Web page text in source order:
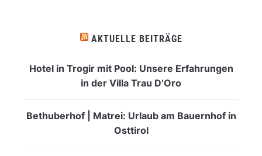
AKTUELLE BEITRÄGE
Hotel in Trogir mit Pool: Unsere Erfahrungen
in der Villa Trau D’Oro
Bethuberhof | Matrei: Urlaub am Bauernhof in
Osttirol